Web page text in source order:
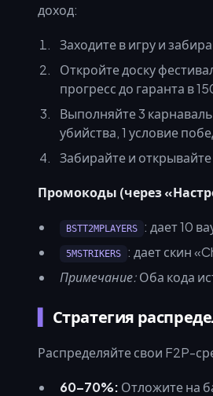
доход:
Заходите в игру и
Откройте доску
прогресс до гаранта в
Выполняйте 3
убийства, 1 условие
Забирайте и
Промокоды (через
BSTT2MPLAYERS : дает 10
5MSTRIKERS
: дает скин
Примечание:Оба кода
Стратегия
Распределяйте свои F2P-
60–70%: Отложите на